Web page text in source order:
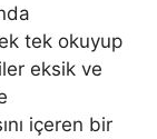
tek okuyup
eksik ve
içeren bir